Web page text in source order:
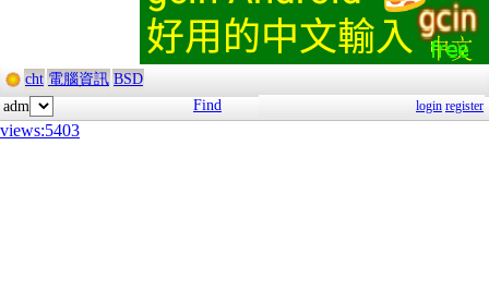
cht 電腦資訊 BSD
adm
Find login register
views:5403